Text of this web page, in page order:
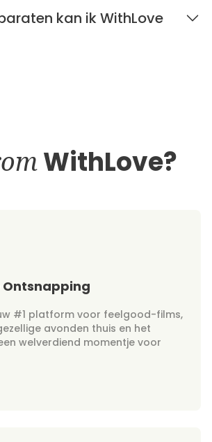
kan ik WithLove
WithLove?
Ontsnapping
#1 platform voor feelgood-films,
avonden thuis en het
welverdiend momentje voor